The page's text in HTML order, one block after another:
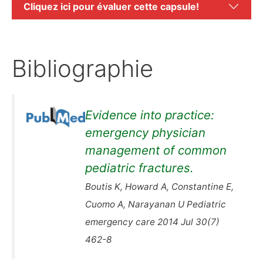
Cliquez ici pour évaluer cette capsule!
Bibliographie
Evidence into practice:
emergency physician
management of common
pediatric fractures.
Boutis K, Howard A, Constantine E,
Cuomo A, Narayanan U Pediatric
emergency care 2014 Jul 30(7)
462-8